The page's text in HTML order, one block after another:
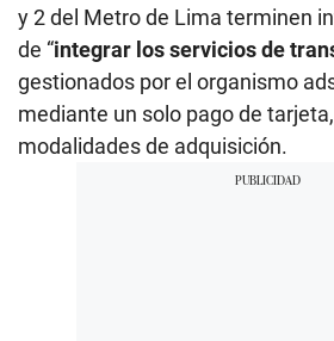
y 2 del Metro de Lima terminen
de “integrar los servicios de
gestionados por el organismo
mediante un solo pago de
modalidades de adquisición.